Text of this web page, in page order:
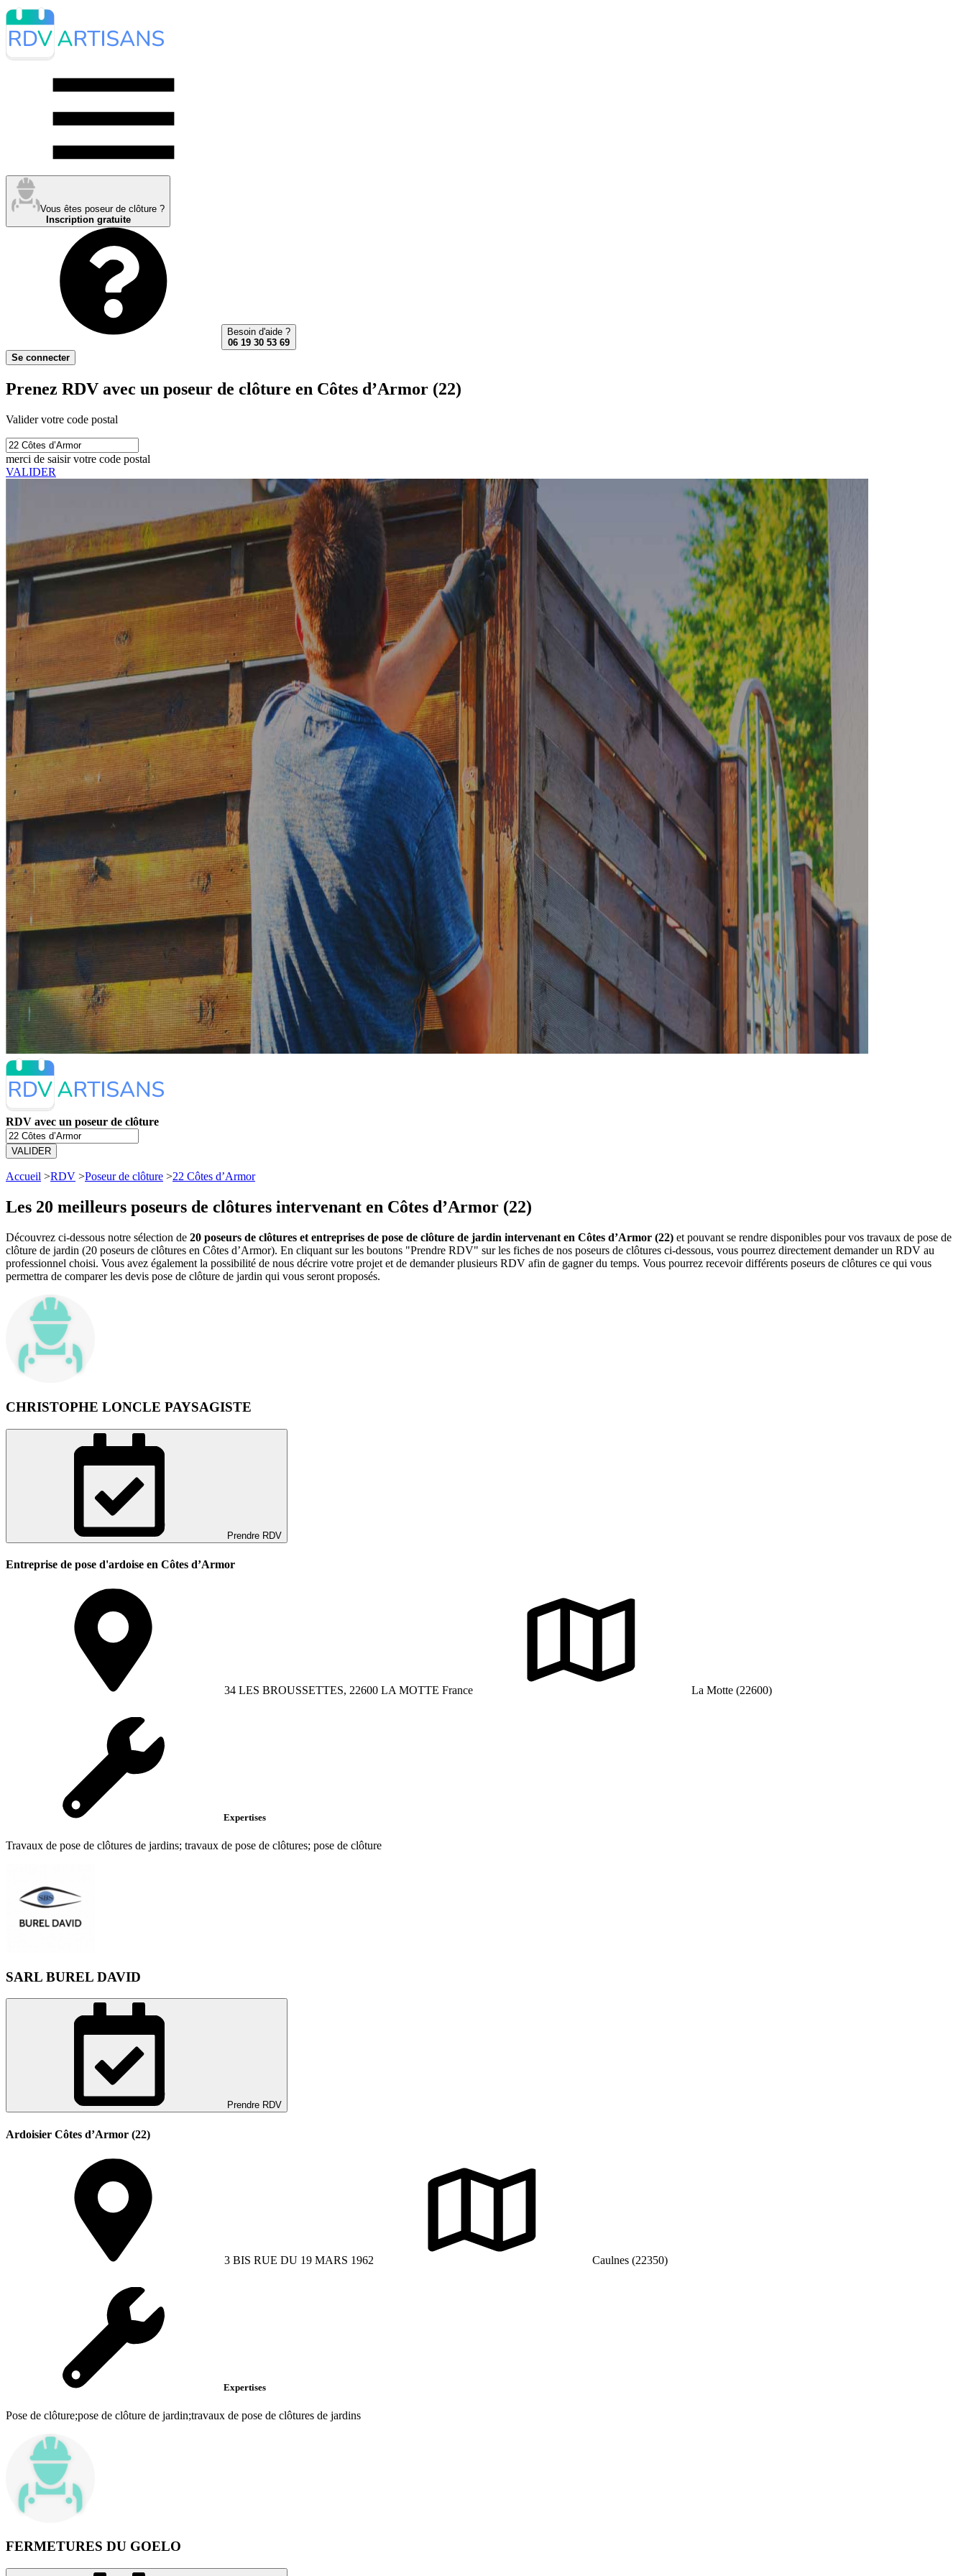
Vous êtes poseur de clôture ?
Inscription gratuite
Besoin d'aide ?
06 19 30 53 69
Se connecter
Prenez RDV avec un poseur de clôture en Côtes d’Armor (22)
Valider votre code postal
merci de saisir votre code postal
VALIDER
RDV avec un poseur de clôture
VALIDER
Accueil >RDV >Poseur de clôture >22 Côtes d’Armor
Les 20 meilleurs poseurs de clôtures intervenant en Côtes d’Armor (22)
Découvrez ci-dessous notre sélection de 20 poseurs de clôtures et entreprises de pose de clôture de jardin intervenant en Côtes d’Armor (22) et pouvant se rendre disponibles pour vos travaux de pose de
clôture de jardin (20 poseurs de clôtures en Côtes d’Armor). En cliquant sur les boutons "Prendre RDV" sur les fiches de nos poseurs de clôtures ci-dessous, vous pourrez directement demander un RDV au
professionnel choisi. Vous avez également la possibilité de nous décrire votre projet et de demander plusieurs RDV afin de gagner du temps. Vous pourrez recevoir différents poseurs de clôtures ce qui vous
permettra de comparer les devis pose de clôture de jardin qui vous seront proposés.
CHRISTOPHE LONCLE PAYSAGISTE
Prendre RDV
Entreprise de pose d'ardoise en Côtes d’Armor
34 LES BROUSSETTES, 22600 LA MOTTE France La Motte (22600)
Expertises
Travaux de pose de clôtures de jardins; travaux de pose de clôtures; pose de clôture
SARL BUREL DAVID
Prendre RDV
Ardoisier Côtes d’Armor (22)
3 BIS RUE DU 19 MARS 1962 Caulnes (22350)
Expertises
Pose de clôture;pose de clôture de jardin;travaux de pose de clôtures de jardins
FERMETURES DU GOELO